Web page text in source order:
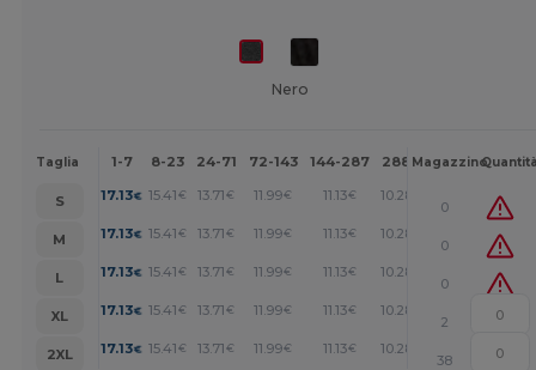
Nero
Taglia 1-7 8-23 24-71 72-143 144-287 288 + Altri
Magazzino
S 17.13€ 15.41€ 13.71 € 11.99€ 11.13€ 10.28 +
0
M
17.13€ 15.41€ 13.71 € 11.99€ 11.13€ 10.28 +
0
L
17.13€ 15.41€ 13.71 € 11.99€ 11.13€ 10.28 +
0
XL
17.13€ 15.41€ 13.71 € 11.99€ 11.13€ 10.28 +
2
2XL
17.13€ 15.41€ 13.71 € 11.99€ 11.13€ 10.28 +
38